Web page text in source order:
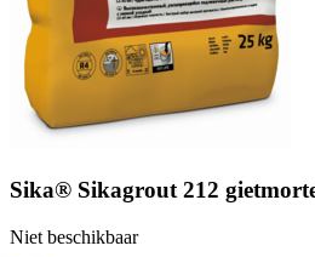
Sika® Sikagrout 212
Niet beschikbaar